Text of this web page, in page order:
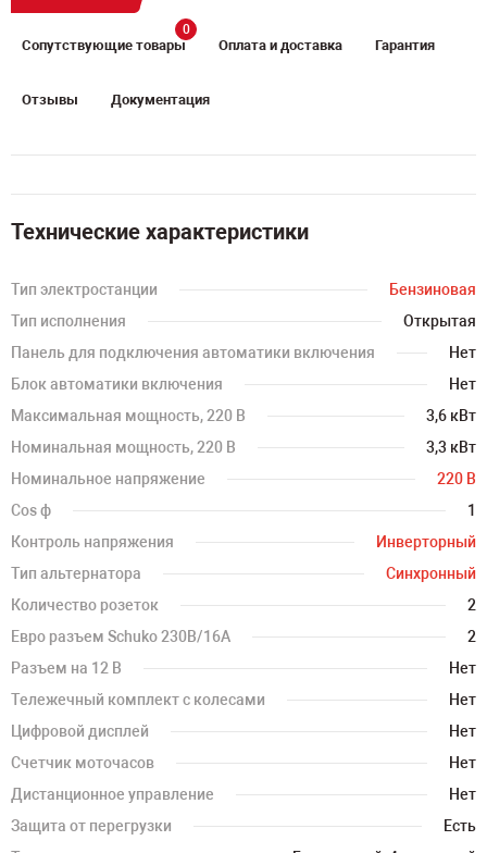
Сопутствующие товары
0
Оплата и доставка Гарантия
Отзывы Документация
Технические характеристики
Тип электростанции
Бензиновая
Тип исполнения
Открытая
Панель для подключения автоматики включения
Нет
Блок автоматики включения
Нет
Максимальная мощность, 220 В
3,6 кВт
Номинальная мощность, 220 В
3,3 кВт
Номинальное напряжение
220 В
Cos ф
1
Контроль напряжения
Инверторный
Тип альтернатора
Синхронный
Количество розеток
2
Евро разъем Schuko 230В/16А
2
Разъем на 12 В
Нет
Тележечный комплект с колесами
Нет
Цифровой дисплей
Нет
Счетчик моточасов
Нет
Дистанционное управление
Нет
Защита от перегрузки
Есть